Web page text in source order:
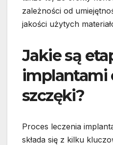
zależności od
jakości użytych
Jakie są
implantami
szczęki?
Proces leczenia
składa się z kilku